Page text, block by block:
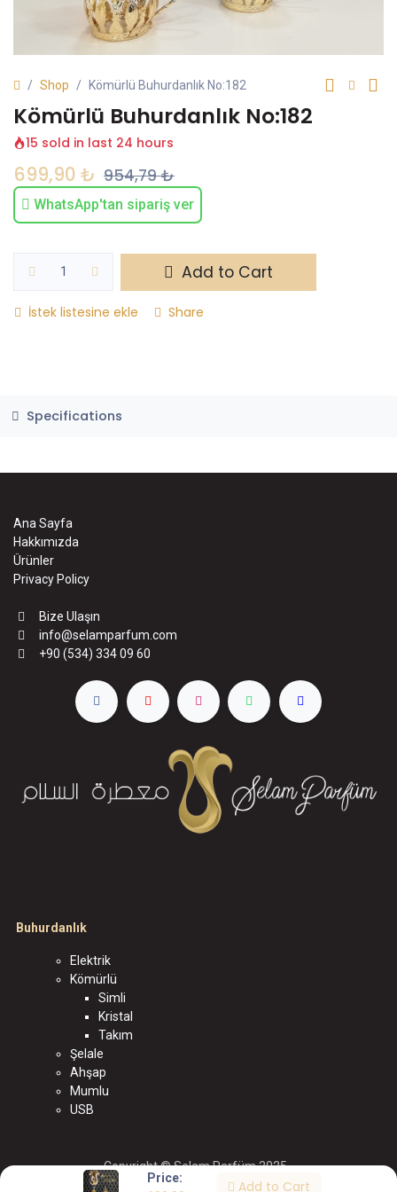
Price:
Add to Cart
Shop Kömürlü Buhurdanlık No:182
Kömürlü Buhurdanlık No:182
15 sold in last 24 hours
699,90 ₺ 954,79₺
WhatsApp'tan sipariş ver
Add to Cart
İstek listesine ekle Share
Specifications
Ana Sayfa
Hakkımızda
Ürünler
Privacy Policy
Bize Ulaşın
info@selamparfum.com
+90 (534) 334 09 60
Buhurdanlık
Elektrik
Kömürlü
Simli
Kristal
Takım
Şelale
Ahşap
Mumlu
USB
Copyright © Selam Parfüm 2025
الْعَرَبيّة
English (US) | Türkçe